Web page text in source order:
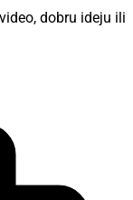
dobru ideju ili